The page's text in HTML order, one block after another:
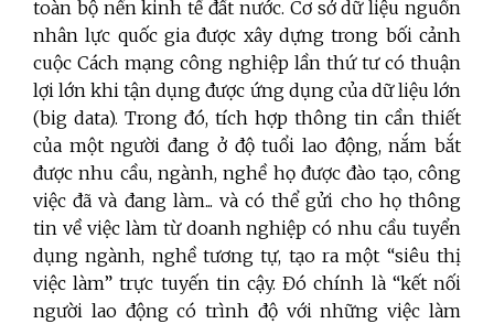
toàn bộ nền kinh tế đất nước. Cơ sở dữ liệu nguồn
nhân lực quốc gia được xây dựng trong bối cảnh
cuộc Cách mạng công nghiệp lần thứ tư có thuận
lợi lớn khi tận dụng được ứng dụng của dữ liệu lớn
(big data). Trong đó, tích hợp thông tin cần thiết
của một người đang ở độ tuổi lao động, nắm bắt
được nhu cầu, ngành, nghề họ được đào tạo, công
việc đã và đang làm... và có thể gửi cho họ thông
tin về việc làm từ doanh nghiệp có nhu cầu tuyển
dụng ngành, nghề tương tự, tạo ra một “siêu thị
việc làm” trực tuyến tin cậy. Đó chính là “kết nối
người lao động có trình độ với những việc làm